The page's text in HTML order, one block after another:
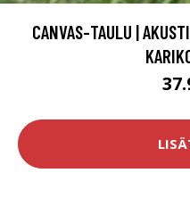
CANVAS-TAULU |